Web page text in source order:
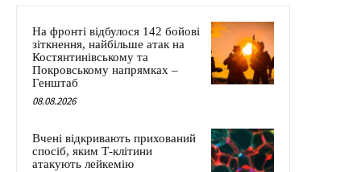
На фронті відбулося 142 бойові
зіткнення, найбільше атак на
Костянтинівському та
Покровському напрямках –
Генштаб
08.08.2026
Вчені відкривають прихований
спосіб, яким Т-клітини
атакують лейкемію